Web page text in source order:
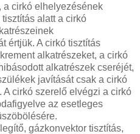
cirkó elhelyezésének
alatt a cirkó
értjük. A cirkó tisztítás
alkatrészeket, a cirkó
alkatrészek cseréjét,
javítását csak a cirkó
cirkó szerelő elvégzi a cirkó
az esetleges
gázkonvektor tisztítás,